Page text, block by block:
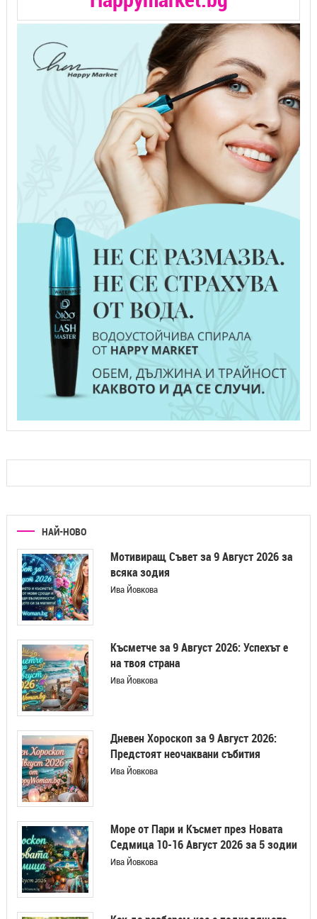
НАЙ-НОВО
Мотивиращ Съвет за 9 Август 2026 за
всяка зодия
Ива Йовкова
Късметче за 9 Август 2026: Успехът е
на твоя страна
Ива Йовкова
Дневен Хороскоп за 9 Август 2026:
Предстоят неочаквани събития
Ива Йовкова
Море от Пари и Късмет през Новата
Седмица 10-16 Август 2026 за 5 зодии
Ива Йовкова